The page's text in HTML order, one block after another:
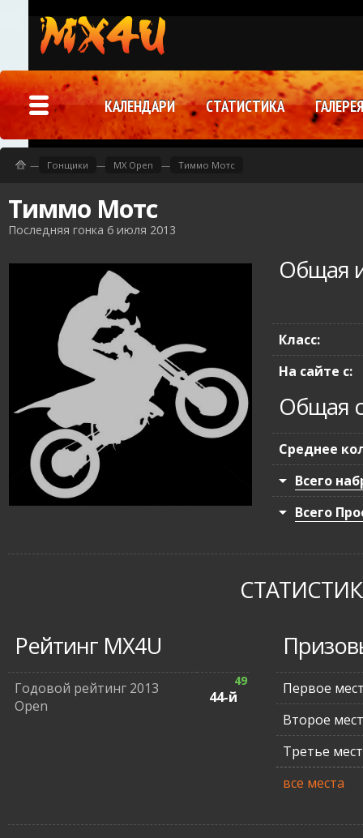
Тиммо Мотс
Последняя гонка 6 июля 2013
Общая
Класс:
На сайте с:
Общая
Среднее
Всего
Всего
Рейтинг MX4U
Годовой рейтинг 2013
Open
44-й
49
Первое
Второе
Третье
все места
— Гонщики — MX Open — Тиммо Мотс
КАЛЕНДАРИ СТАТИСТИКА ГАЛЕРЕЯ